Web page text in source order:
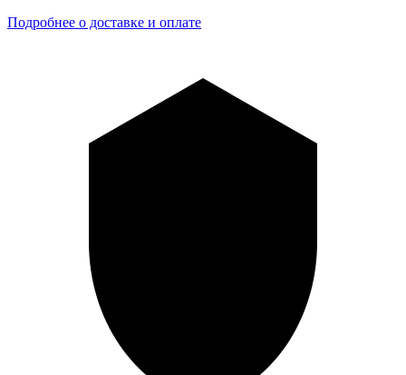
Подробнее о доставке и оплате